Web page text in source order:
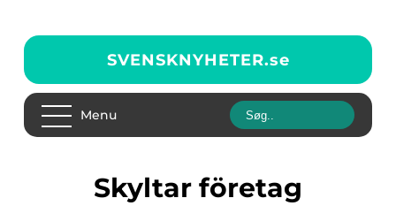
SVENSKNYHETER.se
Menu
skyltar företag